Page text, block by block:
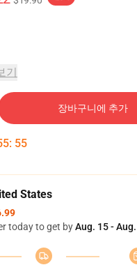
기
장바구니에 추가
: 55
States
today to get byAug. 15 -